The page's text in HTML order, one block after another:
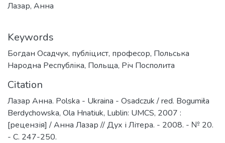
Лазар, Анна
Keywords
Богдан Осадчук, публіцист, професор, Польська
Народна Республіка, Польща, Річ Посполита
Citation
Лазар Анна. Polska - Ukraina - Osadczuk / red. Bogumiła
Berdychowska, Ola Hnatiuk, Lublin: UMCS, 2007 :
[рецензія] / Анна Лазар // Дух і Літера. - 2008. - № 20.
- С. 247-250.